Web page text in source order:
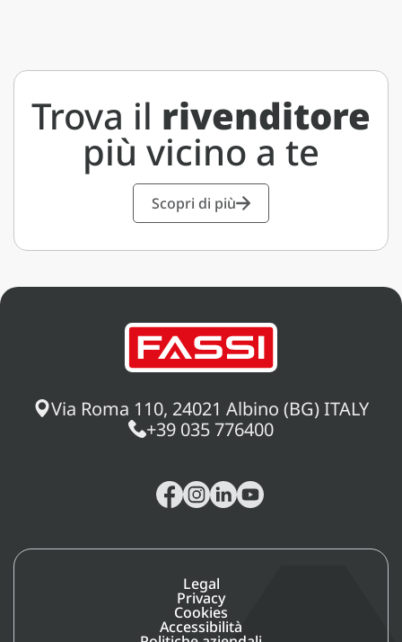
Trova il rivenditore
più vicino a te
Scopri di più
Via Roma 110, 24021 Albino (BG) ITALY
+39 035 776400
Legal
Privacy
Cookies
Accessibilità